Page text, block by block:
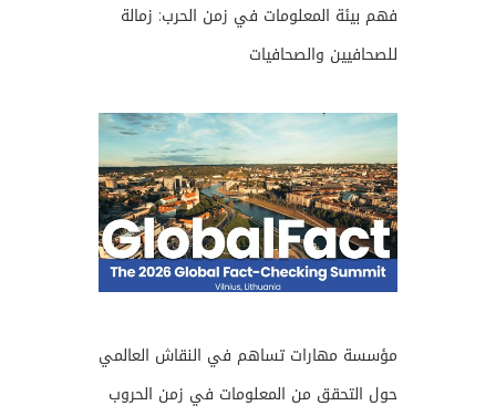
فهم بيئة المعلومات في زمن الحرب: زمالة
للصحافيين والصحافيات
مؤسسة مهارات تساهم في النقاش العالمي
حول التحقق من المعلومات في زمن الحروب